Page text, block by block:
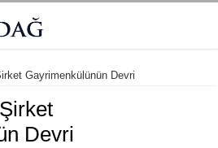
Gayrimenkülünün Devri
Şirket
Devri